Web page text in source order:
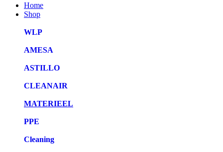
Home
Shop
WLP
AMESA
ASTILLO
CLEANAIR
MATERIEEL
PPE
Cleaning